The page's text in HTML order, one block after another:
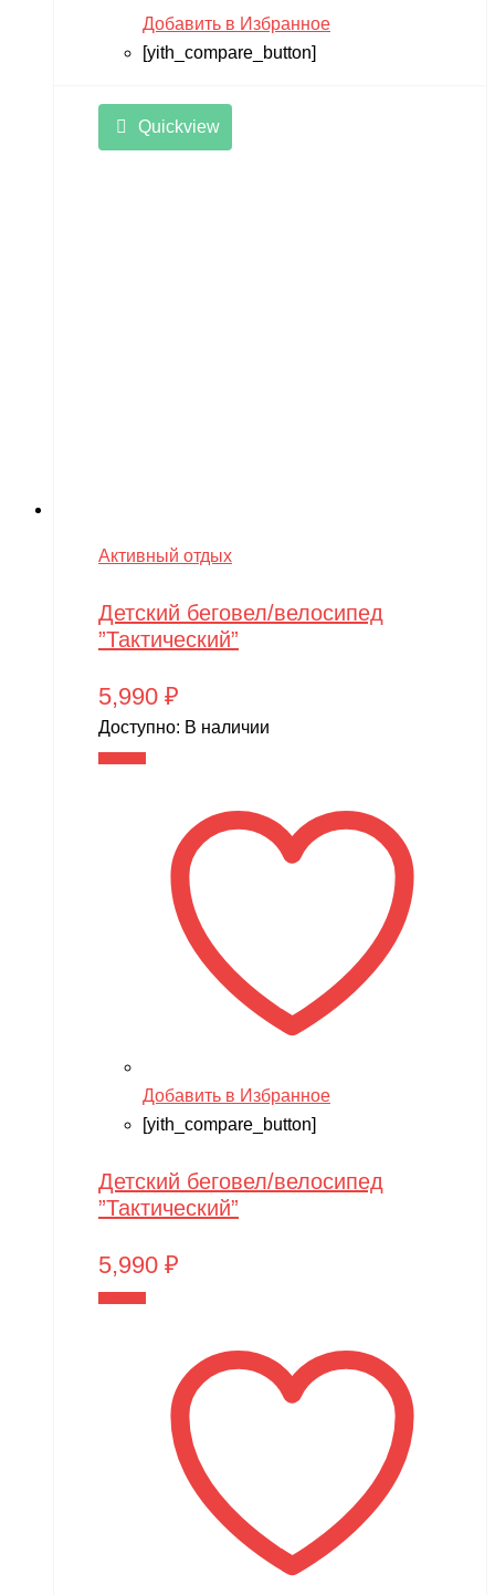
Добавить в Избранное
[yith_compare_button]
Quickview
Активный отдых
Детский беговел/велосипед
”Тактический”
5,990 ₽
Доступно: В наличии
Добавить в Избранное
[yith_compare_button]
Детский беговел/велосипед
”Тактический”
5,990 ₽